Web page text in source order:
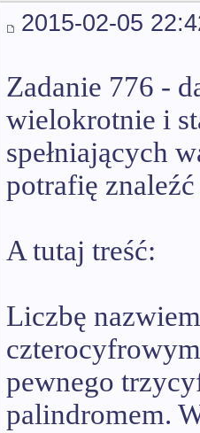
2015-02-05
Zadanie 776 -
wielokrotnie i
spełniających
potrafię znaleźć
A tutaj treść:
Liczbę
pewnego
palindromem.